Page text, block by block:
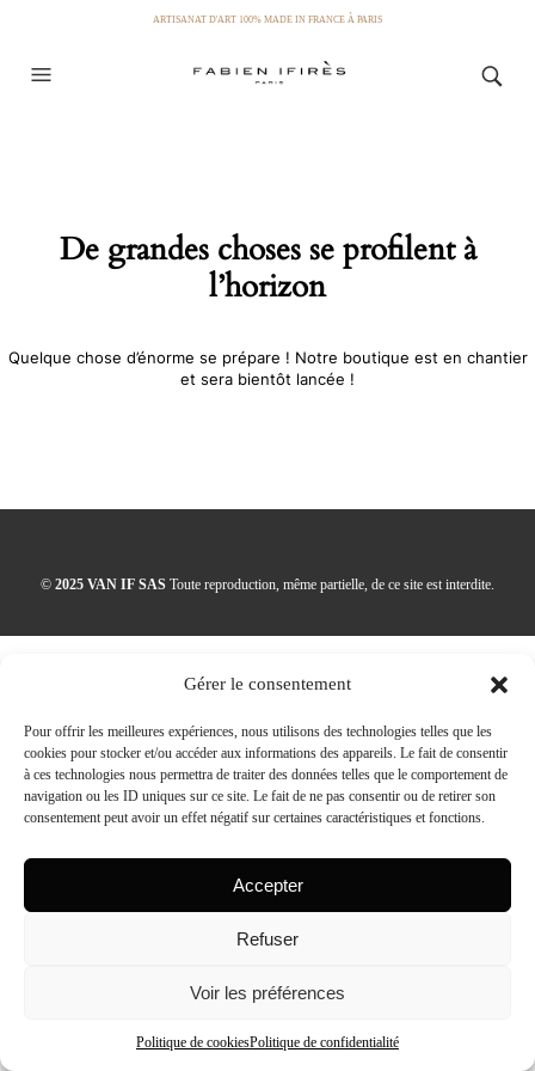
Gérer le consentement
Pour offrir les meilleures expériences, nous utilisons des technologies telles que les
cookies pour stocker et/ou accéder aux informations des appareils. Le fait de consentir
à ces technologies nous permettra de traiter des données telles que le comportement de
navigation ou les ID uniques sur ce site. Le fait de ne pas consentir ou de retirer son
consentement peut avoir un effet négatif sur certaines caractéristiques et fonctions.
Accepter
Refuser
Voir les préférences
Politique de cookiesPolitique de confidentialité
ARTISANAT D'ART 100% MADE IN FRANCE À PARIS
De grandes choses se profilent à
l’horizon
Quelque chose d’énorme se prépare ! Notre boutique est en chantier
et sera bientôt lancée !
© 2025 VAN IF SAS Toute reproduction, même partielle, de ce site est interdite.